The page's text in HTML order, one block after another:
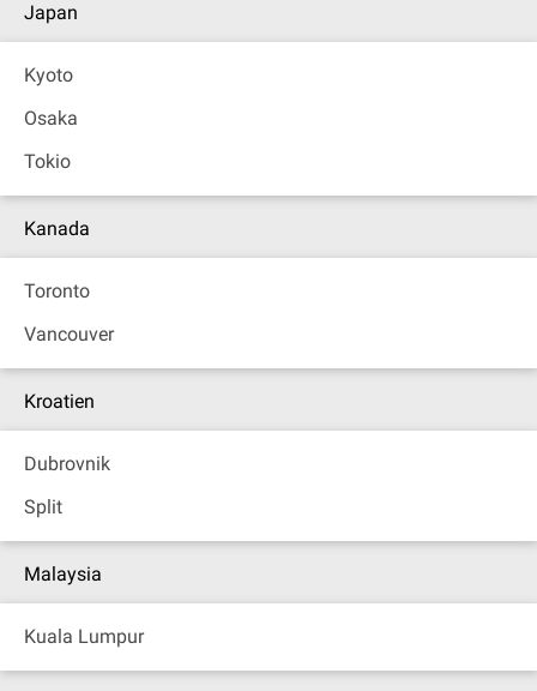
Japan
Kyoto
Osaka
Tokio
Kanada
Toronto
Vancouver
Kroatien
Dubrovnik
Split
Malaysia
Kuala Lumpur